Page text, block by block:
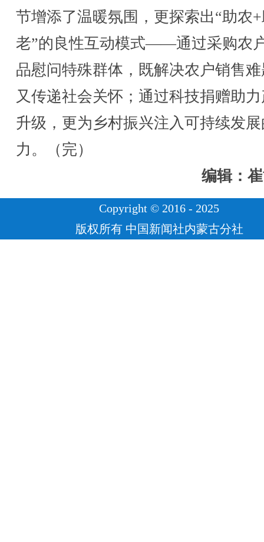
节增添了温暖氛围，更探索出“助农
老”的良性互动模式——通过采购农
品慰问特殊群体，既解决农户销售
又传递社会关怀；通过科技捐赠助
升级，更为乡村振兴注入可持续发
力。（完）
编辑：
Copyright © 2016 - 2025
版权所有 中国新闻社内蒙古分社